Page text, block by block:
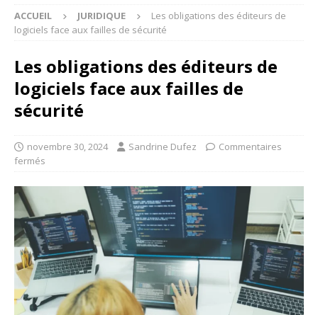
ACCUEIL JURIDIQUE
Les obligations des éditeurs de
logiciels face aux failles de sécurité
Les obligations des éditeurs de
logiciels face aux failles de
sécurité
novembre 30, 2024 Sandrine Dufez
Commentaires
fermés